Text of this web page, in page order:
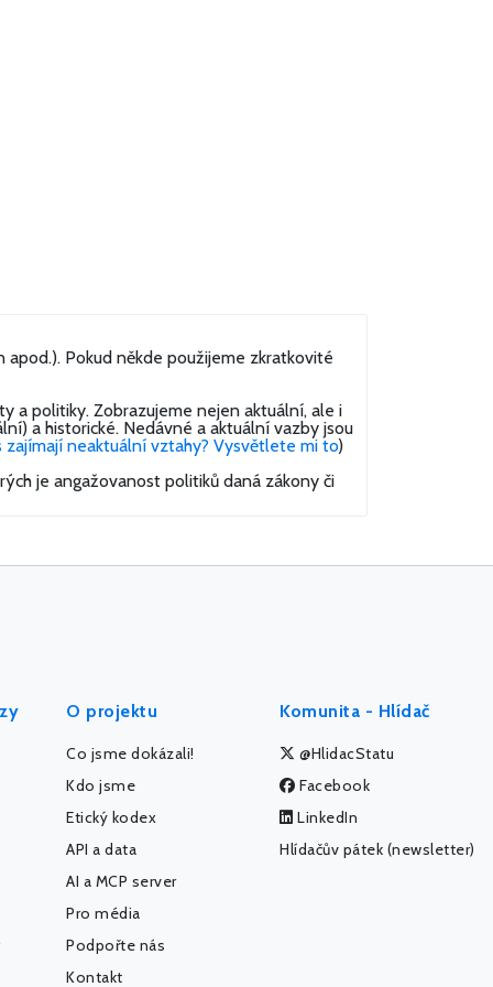
Pokud někde použijeme zkratkovité
a politiky. Zobrazujeme nejen aktuální, ale i
a historické. Nedávné a aktuální vazby jsou
zajímají neaktuální vztahy? Vysvětlete mi to)
je angažovanost politiků daná zákony či
O projektu
Co jsme dokázali!
Kdo jsme
Etický kodex
API a data
AI a MCP server
Pro média
Podpořte nás
Kontakt
Komunita - Hlídač
@HlidacStatu
Facebook
LinkedIn
Hlídačův pátek (newsletter)